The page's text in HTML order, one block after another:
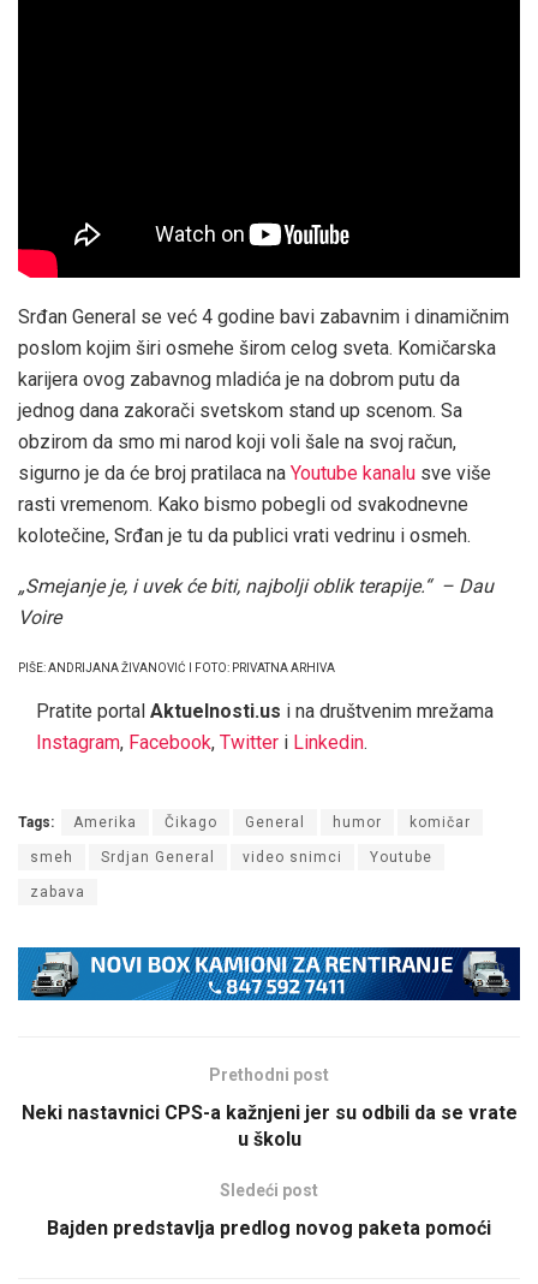
Srđan General se već 4 godine bavi zabavnim i dinamičnim
poslom kojim širi osmehe širom celog sveta. Komičarska
karijera ovog zabavnog mladića je na dobrom putu da
jednog dana zakorači svetskom stand up scenom. Sa
obzirom da smo mi narod koji voli šale na svoj račun,
sigurno je da će broj pratilaca na Youtube kanalu sve više
rasti vremenom. Kako bismo pobegli od svakodnevne
kolotečine, Srđan je tu da publici vrati vedrinu i osmeh.
„Smejanje je, i uvek će biti, najbolji oblik terapije.“ – Dau
Voire
PIŠE: ANDRIJANA ŽIVANOVIĆ I FOTO: PRIVATNA ARHIVA
Pratite portal Aktuelnosti.us i na društvenim mrežama
Instagram, Facebook, Twitter i Linkedin.
Tags: Amerika Čikago General humor komičar
smeh Srdjan General video snimci Youtube
zabava
Prethodni post
Neki nastavnici CPS-a kažnjeni jer su odbili da se vrate
u školu
Sledeći post
Bajden predstavlja predlog novog paketa pomoći